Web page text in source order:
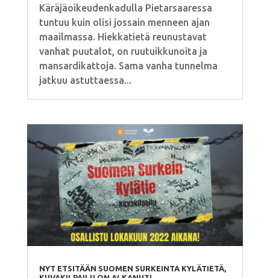
Käräjäoikeudenkadulla Pietarsaaressa
tuntuu kuin olisi jossain menneen ajan
maailmassa. Hiekkatietä reunustavat
vanhat puutalot, on ruutuikkunoita ja
mansardikattoja. Sama vanha tunnelma
jatkuu astuttaessa...
NYT ETSITÄÄN SUOMEN SURKEINTA KYLÄTIETÄ,